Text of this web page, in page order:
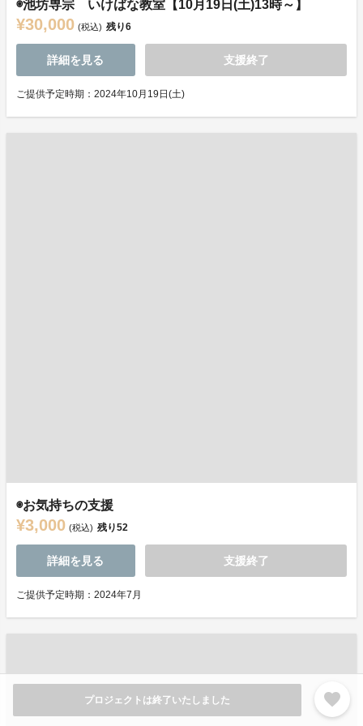
プロジェクトは終了いたしました favorite
◉池坊専宗 いけばな教室【10月19日(土)13時～】
¥30,000 (税込) 残り6
詳細を見る 支援終了
ご提供予定時期：2024年10月19日(土)
◉お気持ちの支援
¥3,000 (税込) 残り52
詳細を見る 支援終了
ご提供予定時期：2024年7月